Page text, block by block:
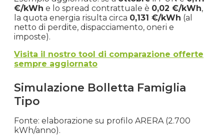
Marzo
2022
€ 0.308 € 308.07 +45.5%
Febbraio
€ 0.212
2022
Dicembre
€/kWh e lo spread contrattuale è 0,02 €/kWh,
la quota energia risulta circa 0,131 €/kWh (al
netto di perdite, dispacciamento, oneri e
imposte).
Visita il nostro tool di comparazione offerte
sempre aggiornato
Simulazione Bolletta Famiglia
Tipo
Fonte: elaborazione su profilo ARERA (2.700
kWh/anno).